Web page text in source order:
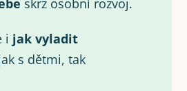
skrz osobní rozvoj.
i jak vyladit
s dětmi, tak